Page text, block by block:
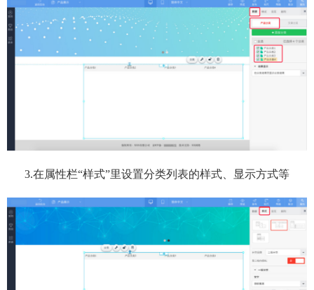
3.在属性栏“样式”里设置分类列表的样式、显示方式等